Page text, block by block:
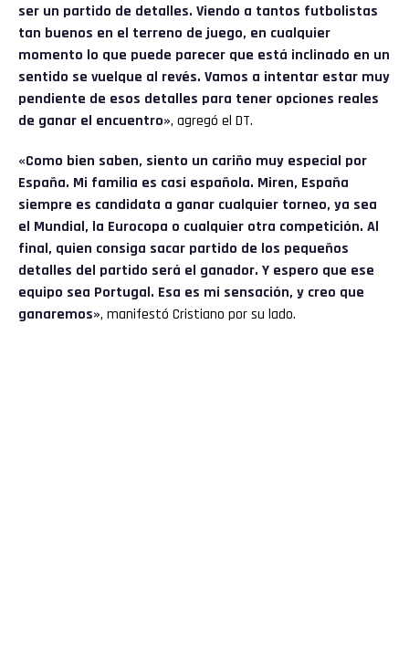
ser un partido de detalles. Viendo a tantos futbolistas
tan buenos en el terreno de juego, en cualquier
momento lo que puede parecer que está inclinado en un
sentido se vuelque al revés. Vamos a intentar estar muy
pendiente de esos detalles para tener opciones reales
de ganar el encuentro», agregó el DT.
«Como bien saben, siento un cariño muy especial por
España. Mi familia es casi española. Miren, España
siempre es candidata a ganar cualquier torneo, ya sea
el Mundial, la Eurocopa o cualquier otra competición. Al
final, quien consiga sacar partido de los pequeños
detalles del partido será el ganador. Y espero que ese
equipo sea Portugal. Esa es mi sensación, y creo que
ganaremos», manifestó Cristiano por su lado.